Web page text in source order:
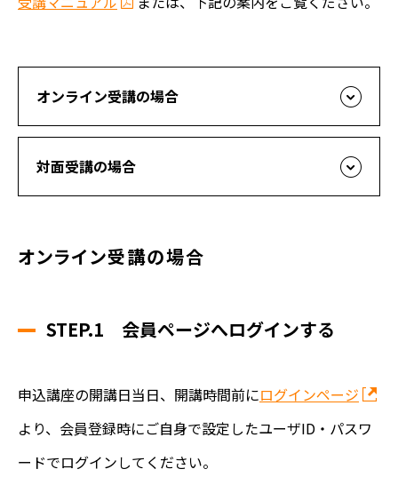
オンライン受講の場合
対面受講の場合
オンライン受講の場合
STEP.1 会員ページへログインする
申込講座の開講日当日、開講時間前にログインページ
より、会員登録時にご自身で設定したユーザID・パスワ
ードでログインしてください。